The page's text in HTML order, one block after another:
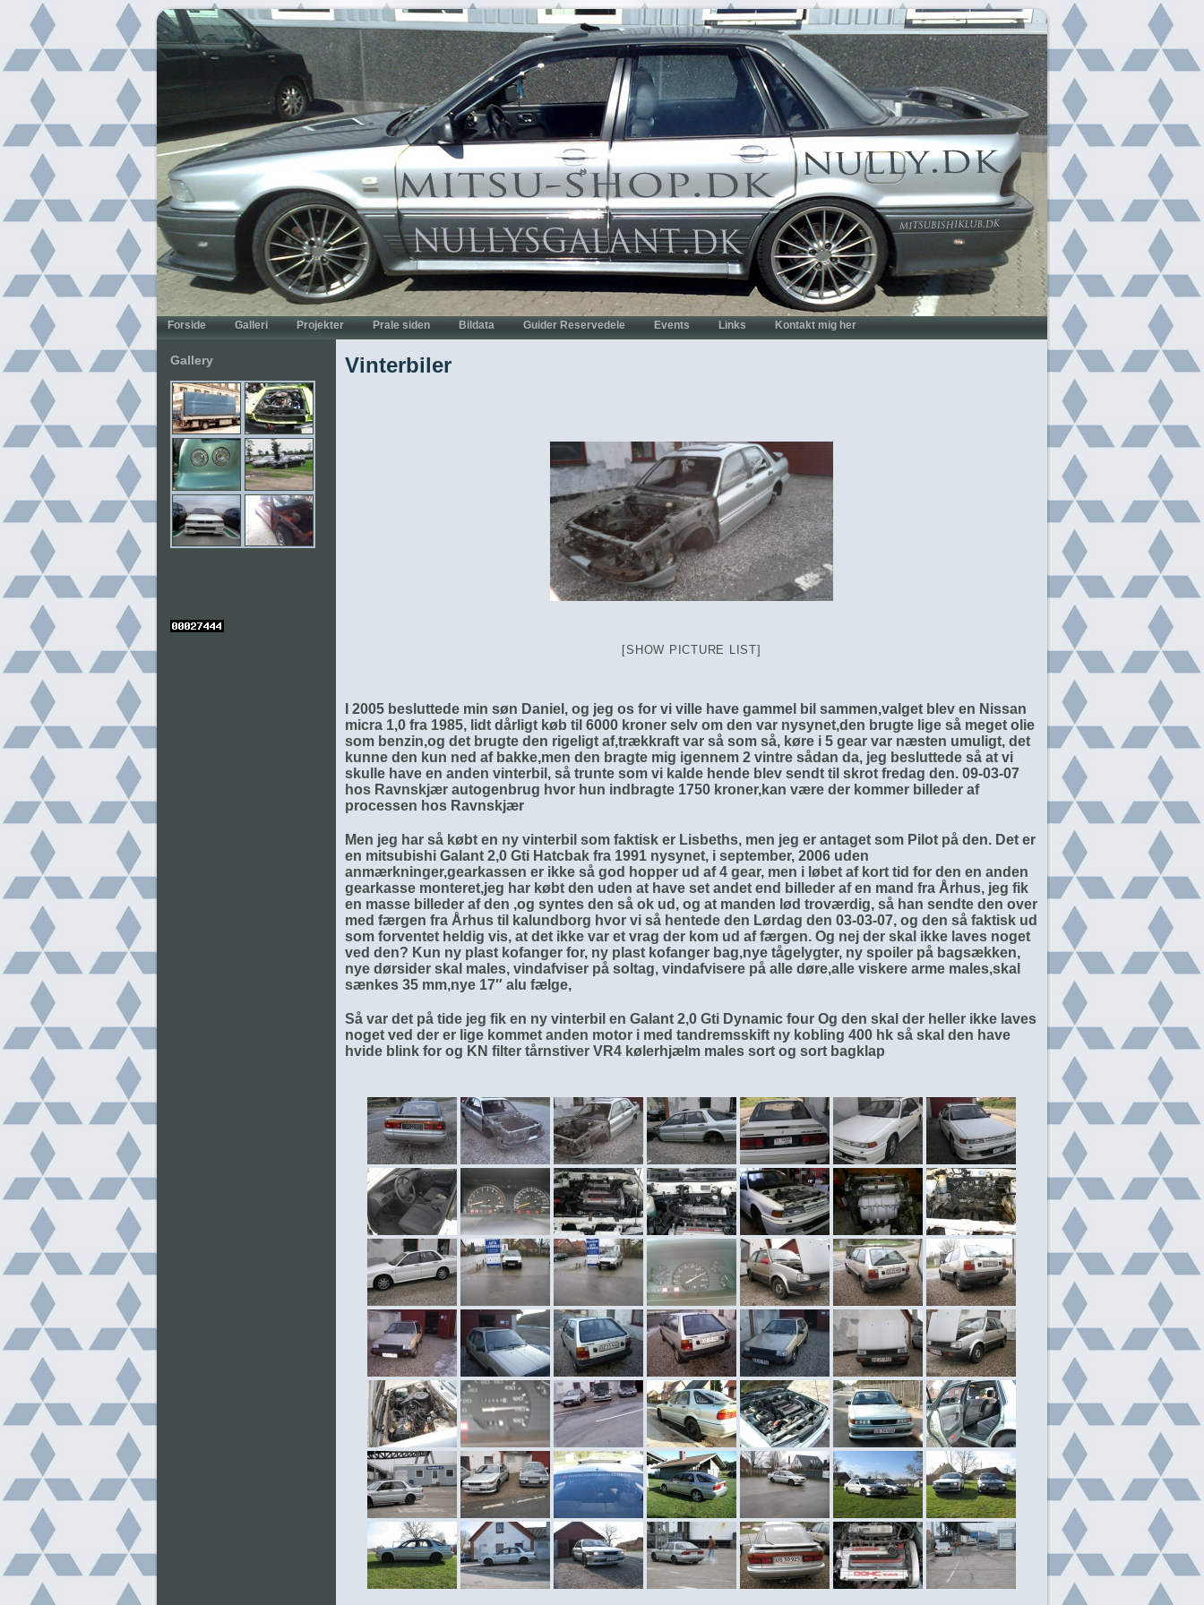
Gallery Vinterbiler
[SHOW PICTURE LIST]
I 2005 besluttede min søn Daniel, og jeg os for vi ville have gammel bil sammen,valget blev en Nissan
micra 1,0 fra 1985, lidt dårligt køb til 6000 kroner selv om den var nysynet,den brugte lige så meget olie
som benzin,og det brugte den rigeligt af,trækkraft var så som så, køre i 5 gear var næsten umuligt, det
kunne den kun ned af bakke,men den bragte mig igennem 2 vintre sådan da, jeg besluttede så at vi
skulle have en anden vinterbil, så trunte som vi kalde hende blev sendt til skrot fredag den. 09-03-07
hos Ravnskjær autogenbrug hvor hun indbragte 1750 kroner,kan være der kommer billeder af
processen hos Ravnskjær
Men jeg har så købt en ny vinterbil som faktisk er Lisbeths, men jeg er antaget som Pilot på den. Det er
en mitsubishi Galant 2,0 Gti Hatcbak fra 1991 nysynet, i september, 2006 uden
anmærkninger,gearkassen er ikke så god hopper ud af 4 gear, men i løbet af kort tid for den en anden
gearkasse monteret,jeg har købt den uden at have set andet end billeder af en mand fra Århus, jeg fik
en masse billeder af den ,og syntes den så ok ud, og at manden lød troværdig, så han sendte den over
med færgen fra Århus til kalundborg hvor vi så hentede den Lørdag den 03-03-07, og den så faktisk ud
som forventet heldig vis, at det ikke var et vrag der kom ud af færgen. Og nej der skal ikke laves noget
ved den? Kun ny plast kofanger for, ny plast kofanger bag,nye tågelygter, ny spoiler på bagsækken,
nye dørsider skal males, vindafviser på soltag, vindafvisere på alle døre,alle viskere arme males,skal
sænkes 35 mm,nye 17″ alu fælge,
Så var det på tide jeg fik en ny vinterbil en Galant 2,0 Gti Dynamic four Og den skal der heller ikke laves
noget ved der er lige kommet anden motor i med tandremsskift ny kobling 400 hk så skal den have
hvide blink for og KN filter tårnstiver VR4 kølerhjælm males sort og sort bagklap